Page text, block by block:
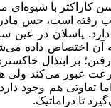
کاراکتر با
که مادر یاسلان(ساول
دارد. یاسلان در
آن اختصاص داده
بر ابتذال
عبور می‌کند ولی
اما تفاوتی هم
تا دراماتیک.